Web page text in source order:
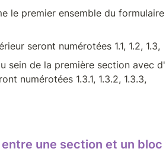
le premier ensemble du
seront numérotées 1.1, 1.2, 1.3,
sein de la première section avec
numérotées 1.3.1, 1.3.2, 1.3.3,
une section et un bloc